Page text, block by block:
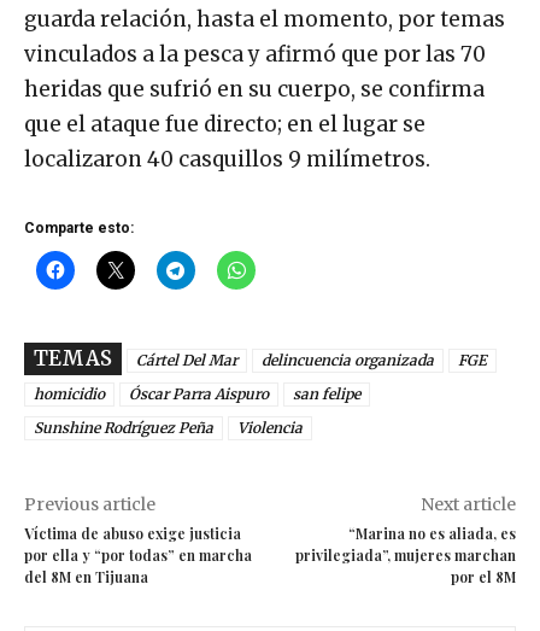
guarda relación, hasta el momento, por temas
vinculados a la pesca y afirmó que por las 70
heridas que sufrió en su cuerpo, se confirma
que el ataque fue directo; en el lugar se
localizaron 40 casquillos 9 milímetros.
Comparte esto:
TEMAS Cártel Del Mar delincuencia organizada
FGE
homicidio
Óscar Parra Aispuro
san felipe
Sunshine Rodríguez Peña
Violencia
Previous article
Víctima de abuso exige justicia
por ella y “por todas” en marcha
del 8M en Tijuana
Next article
“Marina no es aliada, es
privilegiada”, mujeres marchan
por el 8M